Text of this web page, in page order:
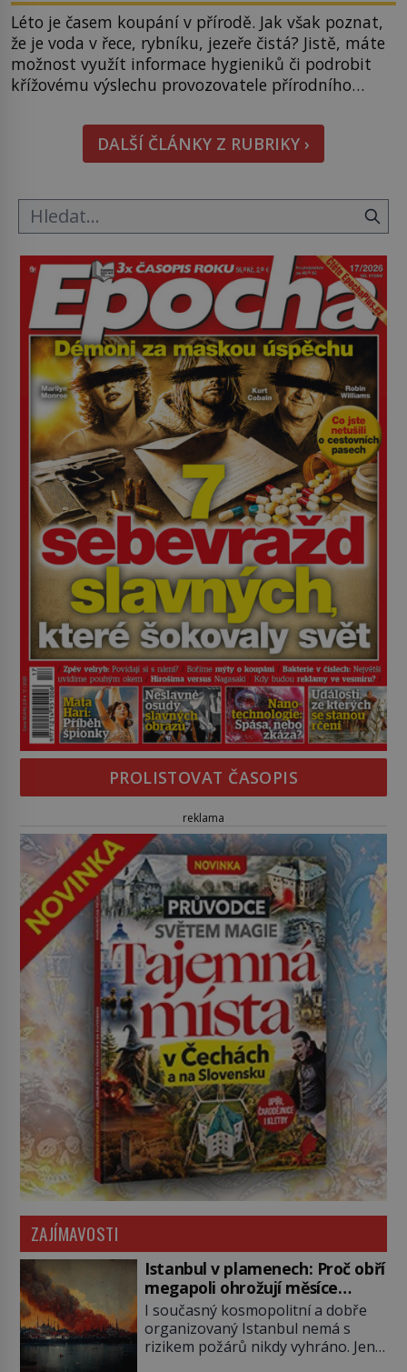
Léto je časem koupání v přírodě. Jak však poznat,
že je voda v řece, rybníku, jezeře čistá? Jistě, máte
možnost využít informace hygieniků či podrobit
křížovému výslechu provozovatele přírodního
Podívat se pod hladinu a zjistit, kdo si onu
konkrétní vodní lokalitu oblíbil už dávno před
vámi. Říká se jim bioindikátory […]
DALŠÍ ČLÁNKY Z RUBRIKY ›
PROLISTOVAT ČASOPIS
reklama
ZAJÍMAVOSTI
Istanbul v plamenech: Proč obří
megapoli ohrožují měsíce
smaženého lilku?
I současný kosmopolitní a dobře
organizovaný Istanbul nemá s
rizikem požárů nikdy vyhráno. Jen